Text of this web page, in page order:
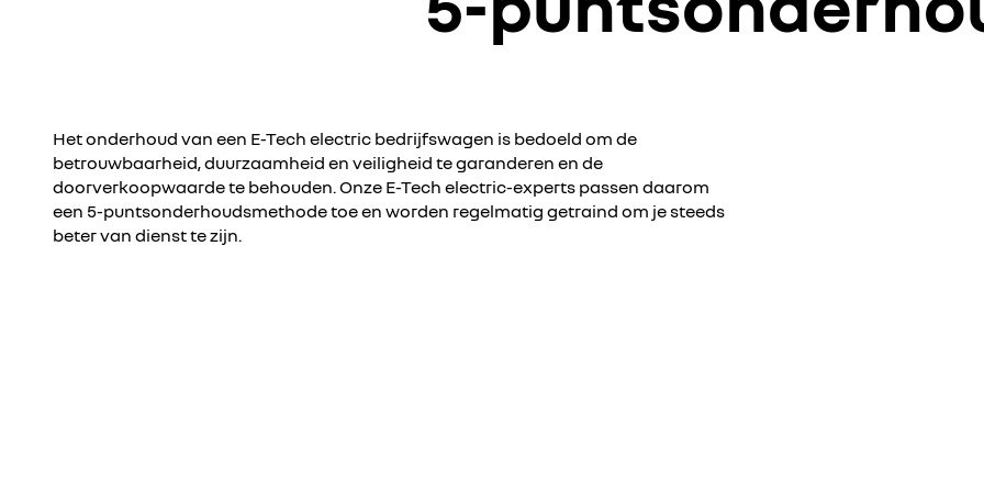
Het onderhoud van een E-Tech electric bedrijfswagen is bedoeld om de
betrouwbaarheid, duurzaamheid en veiligheid te garanderen en de
doorverkoopwaarde te behouden. Onze E-Tech electric-experts passen daarom
een 5-puntsonderhoudsmethode toe en worden regelmatig getraind om je steeds
beter van dienst te zijn.